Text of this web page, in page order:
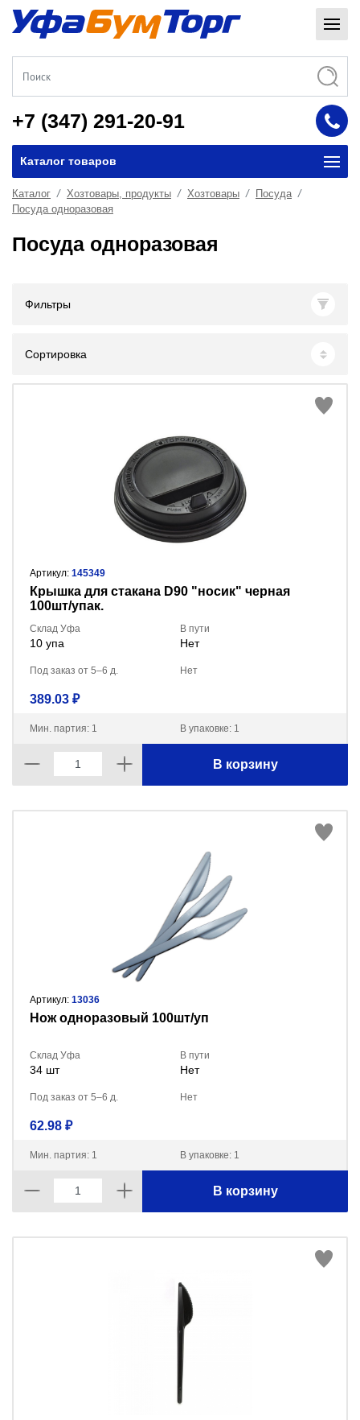
+7 (347) 291-20-91
Каталог товаров
Каталог Хозтовары, продукты Хозтовары
Посуда
Посуда одноразовая
Посуда одноразовая
Фильтры
Сортировка
Артикул: 145349
Крышка для стакана D90 "носик" черная
100шт/упак.
Склад Уфа
10 упа
В пути
Нет
Под заказ от 5–6 д. Нет
389.03 ₽
Мин. партия: 1 В упаковке: 1
В корзину
Артикул: 13036
Нож одноразовый 100шт/уп
Склад Уфа
34 шт
В пути
Нет
Под заказ от 5–6 д. Нет
62.98 ₽
Мин. партия: 1 В упаковке: 1
В корзину